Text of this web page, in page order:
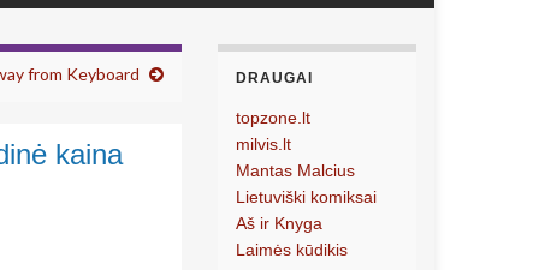
from Keyboard
kaina
DRAUGAI
topzone.lt
milvis.lt
Mantas Malcius
Lietuviški komiksai
Aš ir Knyga
Laimės kūdikis